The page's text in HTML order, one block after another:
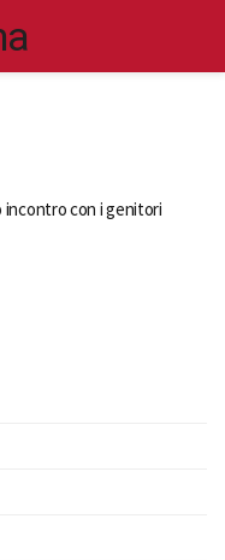
incontro con i genitori